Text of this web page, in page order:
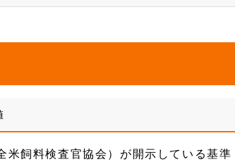
飼料検査官協会）が開示している基準